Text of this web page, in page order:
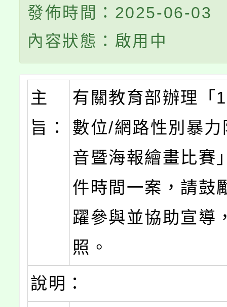
發佈時間：2025-06-03
內容狀態：啟用中
主
旨：
有關教育部辦理「
數位/網路性別暴
音暨海報繪畫比賽
件時間一案，請鼓
躍參與並協助宣導
照。
說明：